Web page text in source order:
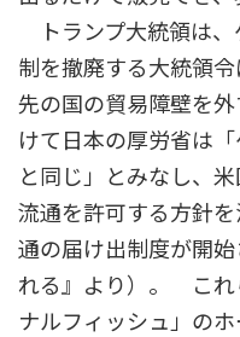
トランプ大統領は、
制を撤廃する大統領
先の国の貿易障壁を
けて日本の厚労省は
と同じ」とみなし、
流通を許可する方針
通の届け出制度が開
れる』より）。 これ
ナルフィッシュ」の